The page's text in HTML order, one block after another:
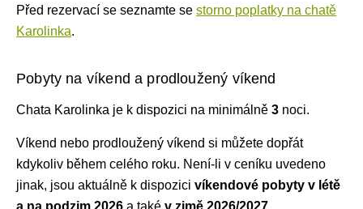
Před rezervací se seznamte se storno poplatky na chatě
Karolinka.
Pobyty na víkend a prodloužený víkend
Chata Karolinka je k dispozici na minimálně 3 noci.
Víkend nebo prodloužený víkend si můžete dopřát
kdykoliv během celého roku. Není-li v ceníku uvedeno
jinak, jsou aktuálně k dispozici víkendové pobyty v létě
a na podzim 2026 a také v zimě 2026/2027